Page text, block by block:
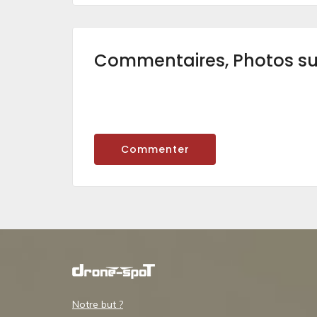
Commentaires, Photos
Commenter
Notre but ?